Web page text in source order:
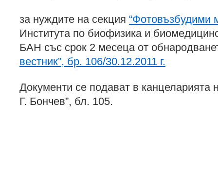
за нуждите на секция “Фотовъзбудими
Института по биофизика и
БАН със срок 2 месеца от
вестник”, бр. 106/30.12.2011 г.
Документи се подават в канцеларията
Г. Бончев”, бл. 105.